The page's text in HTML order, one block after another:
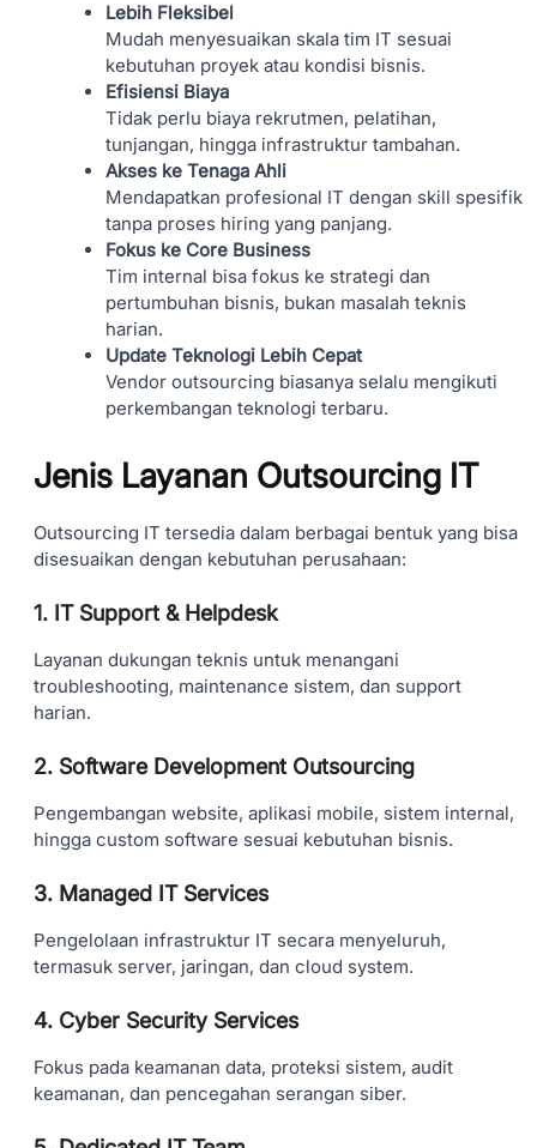
Lebih Fleksibel
Mudah menyesuaikan skala tim IT sesuai
kebutuhan proyek atau kondisi bisnis.
Efisiensi Biaya
Tidak perlu biaya rekrutmen, pelatihan,
tunjangan, hingga infrastruktur tambahan.
Akses ke Tenaga Ahli
Mendapatkan profesional IT dengan skill spesifik
tanpa proses hiring yang panjang.
Fokus ke Core Business
Tim internal bisa fokus ke strategi dan
pertumbuhan bisnis, bukan masalah teknis
harian.
Update Teknologi Lebih Cepat
Vendor outsourcing biasanya selalu mengikuti
perkembangan teknologi terbaru.
Jenis Layanan Outsourcing IT
Outsourcing IT tersedia dalam berbagai bentuk yang bisa
disesuaikan dengan kebutuhan perusahaan:
1. IT Support & Helpdesk
Layanan dukungan teknis untuk menangani
troubleshooting, maintenance sistem, dan support
harian.
2. Software Development Outsourcing
Pengembangan website, aplikasi mobile, sistem internal,
hingga custom software sesuai kebutuhan bisnis.
3. Managed IT Services
Pengelolaan infrastruktur IT secara menyeluruh,
termasuk server, jaringan, dan cloud system.
4. Cyber Security Services
Fokus pada keamanan data, proteksi sistem, audit
keamanan, dan pencegahan serangan siber.